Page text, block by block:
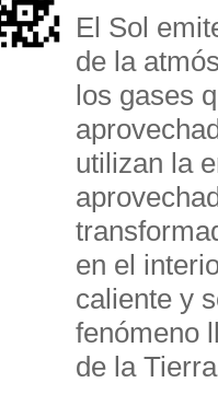
El Sol
de la
los gases
utilizan la
en el
caliente y
fenómeno
de la